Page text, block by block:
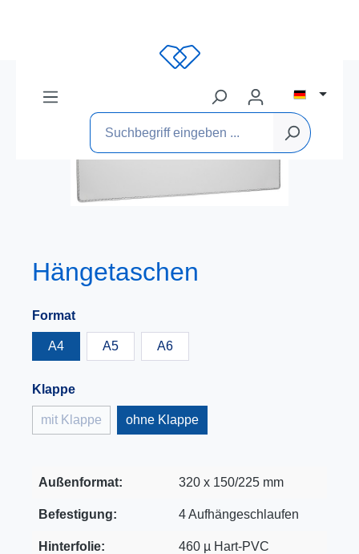
Hängetaschen
Format
A4 A5 A6
Klappe
mit Klappe ohne Klappe
Außenformat: 320 x 150/225 mm
Befestigung: 4 Aufhängeschlaufen
Hinterfolie: 460 µ Hart-PVC